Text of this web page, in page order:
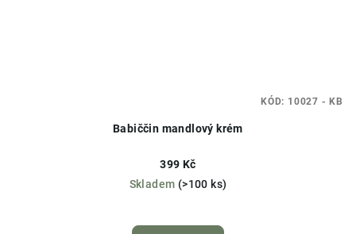
Babiččin mandlový krém
399 Kč
Skladem (>100 ks)
hodnocení
KÓD: 10027 - KB